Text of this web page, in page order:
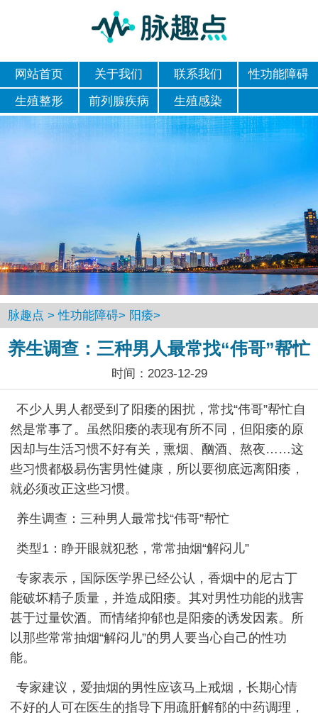
网站首页 关于我们 联系我们
性功能障碍
生殖整形
前列腺疾病 生殖感染
脉趣点 >性功能障碍> 阳痿>
养生调查：三种男人最常找“伟哥”帮忙
时间：2023-12-29
不少人男人都受到了阳痿的困扰，常找“伟哥”帮忙自
然是常事了。虽然阳痿的表现有所不同，但阳痿的原
因却与生活习惯不好有关，熏烟、酗酒、熬夜……这
些习惯都极易伤害男性健康，所以要彻底远离阳痿，
就必须改正这些习惯。
养生调查：三种男人最常找“伟哥”帮忙
类型1：睁开眼就犯愁，常常抽烟“解闷儿”
专家表示，国际医学界已经公认，香烟中的尼古丁
能破坏精子质量，并造成阳痿。其对男性功能的戕害
甚于过量饮酒。而情绪抑郁也是阳痿的诱发因素。所
以那些常常抽烟“解闷儿”的男人要当心自己的性功
能。
专家建议，爱抽烟的男性应该马上戒烟，长期心情
不好的人可在医生的指导下用疏肝解郁的中药调理，